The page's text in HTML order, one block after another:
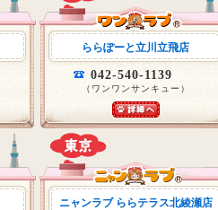
ららぽーと立川立飛店
042-540-1139
（ワンワンサンキュー）
ニャンラブ ららテラス北綾瀬店